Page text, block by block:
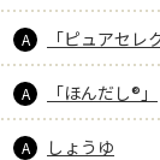
A 「ピュアセレ
A 「ほんだし®」
A しょうゆ